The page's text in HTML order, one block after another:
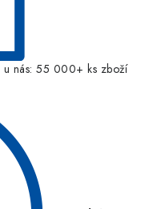
u nás: 55 000+ ks zboží